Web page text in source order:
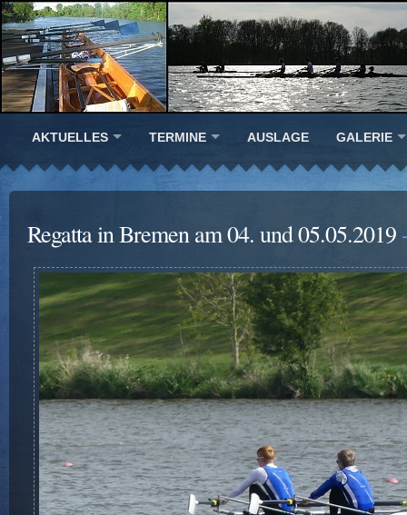
AKTUELLES TERMINE AUSLAGE GALERIE
Regatta in Bremen am 04. und 05.05.2019